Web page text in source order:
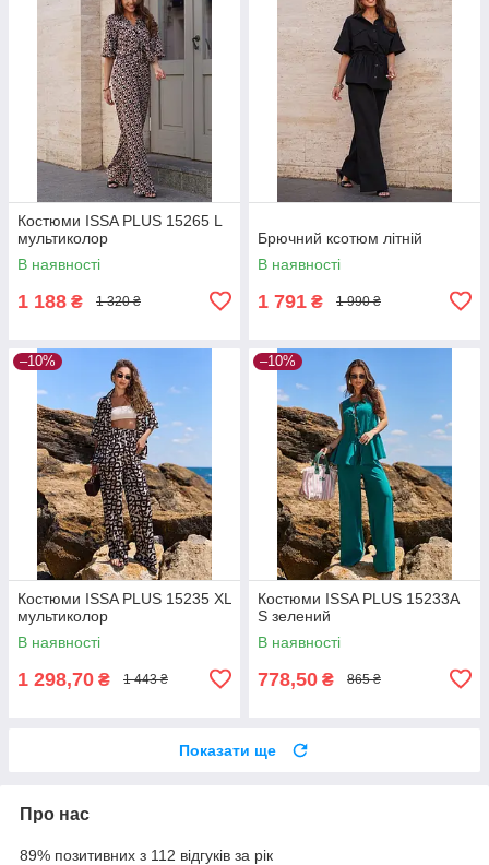
Костюми ISSA PLUS 15265 L
мультиколор
В наявності
1 188 ₴ 1 320 ₴
Брючний ксотюм літній
В наявності
1 791 ₴ 1 990 ₴
–10%
Костюми ISSA PLUS 15235 XL
мультиколор
В наявності
1 298,70 ₴ 1 443 ₴
–10%
Костюми ISSA PLUS 15233A
S зелений
В наявності
778,50 ₴ 865 ₴
Показати ще
Про нас
89% позитивних з 112 відгуків за рік